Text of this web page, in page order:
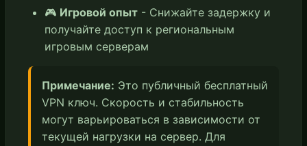
🎮 Игровой опыт - Снижайте задержку и
получайте доступ к региональным
игровым серверам
Примечание: Это публичный бесплатный
VPN ключ. Скорость и стабильность
могут варьироваться в зависимости от
текущей нагрузки на сервер. Для